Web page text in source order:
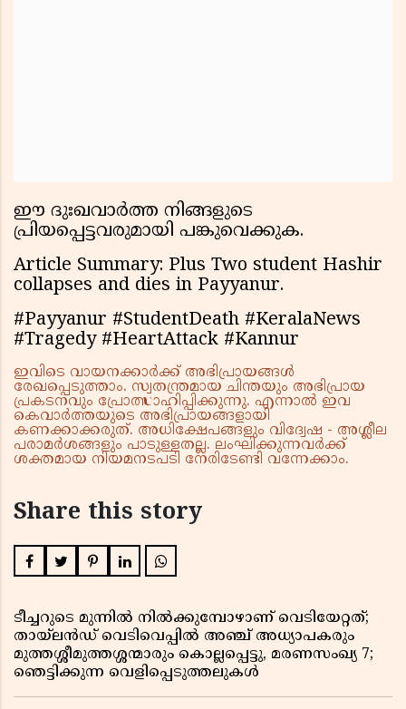
ഈ ദുഃഖവാർത്ത നിങ്ങളുടെ
പ്രിയപ്പെട്ടവരുമായി പങ്കുവെക്കുക.
Article Summary: Plus Two student Hashir
collapses and dies in Payyanur.
#Payyanur #StudentDeath #KeralaNews
#Tragedy #HeartAttack #Kannur
ഇവിടെ വായനക്കാർക്ക് അഭിപ്രായങ്ങൾ
രേഖപ്പെടുത്താം. സ്വതന്ത്രമായ ചിന്തയും അഭിപ്രായ
പ്രകടനവും പ്രോത്സാഹിപ്പിക്കുന്നു. എന്നാൽ ഇവ
കെവാർത്തയുടെ അഭിപ്രായങ്ങളായി
കണക്കാക്കരുത്. അധിക്ഷേപങ്ങളും വിദ്വേഷ - അശ്ലീല
പരാമർശങ്ങളും പാടുള്ളതല്ല. ലംഘിക്കുന്നവർക്ക്
ശക്തമായ നിയമനടപടി നേരിടേണ്ടി വന്നേക്കാം.
Share this story
ടീച്ചറുടെ മുന്നിൽ നിൽക്കുമ്പോഴാണ് വെടിയേറ്റത്;
തായ്‌ലൻഡ് വെടിവെപ്പിൽ അഞ്ച് അധ്യാപകരും
മുത്തശ്ശീമുത്തശ്ശന്മാരും കൊല്ലപ്പെട്ടു, മരണസംഖ്യ 7;
ഞെട്ടിക്കുന്ന വെളിപ്പെടുത്തലുകൾ